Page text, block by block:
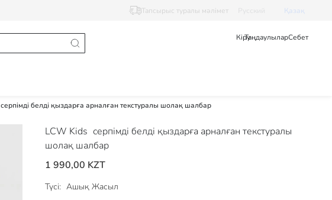
Тапсырыс туралы мәлімет Қазақ
КіруТаңдаулыларСебет
серпімді белді қыздарға арналған текстуралы шолақ шалбар
LCW Kids серпімді белді қыздарға арналған текстуралы
шолақ шалбар
1 990,00 KZT
Түсі: Ашық Жасыл